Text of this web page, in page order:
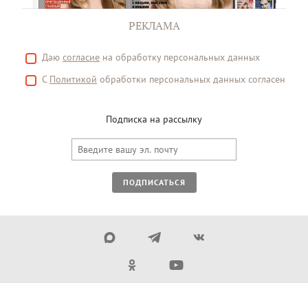
РЕКЛАМА
Даю согласие на обработку персональных данных
С Политикой обработки персональных данных согласен
Подписка на рассылку
ПОДПИСАТЬСЯ